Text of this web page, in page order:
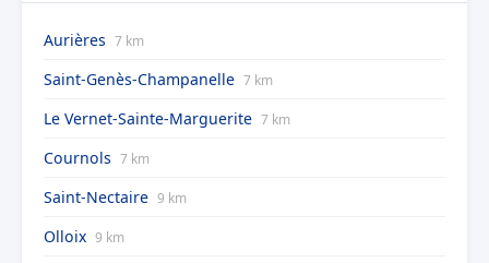
Aurières 7 km
Saint-Genès-Champanelle 7 km
Le Vernet-Sainte-Marguerite 7 km
Cournols 7 km
Saint-Nectaire 9 km
Olloix 9 km